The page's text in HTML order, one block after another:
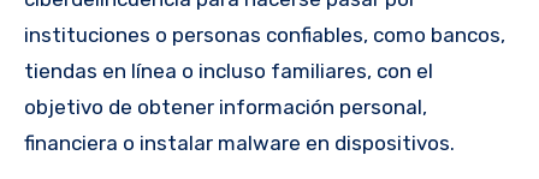
instituciones o personas confiables, como bancos,
tiendas en línea o incluso familiares, con el
objetivo de obtener información personal,
financiera o instalar malware en dispositivos.